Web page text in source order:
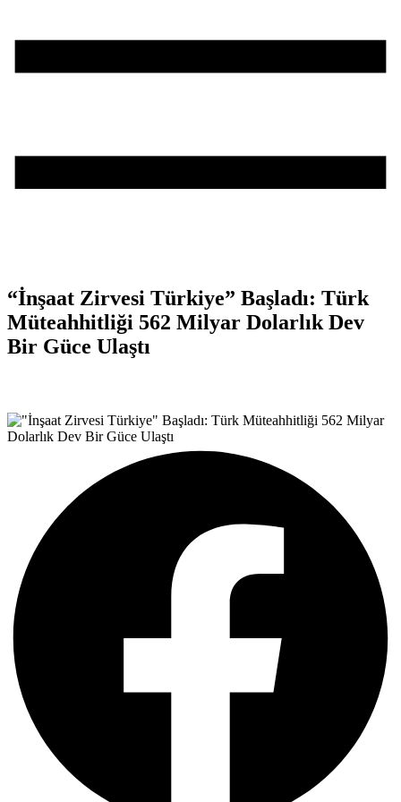
“İnşaat Zirvesi Türkiye” Başladı: Türk
Müteahhitliği 562 Milyar Dolarlık Dev
Bir Güce Ulaştı